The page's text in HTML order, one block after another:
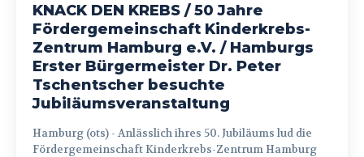
KNACK DEN KREBS / 50 Jahre
Fördergemeinschaft Kinderkrebs-
Zentrum Hamburg e.V. / Hamburgs
Erster Bürgermeister Dr. Peter
Tschentscher besuchte
Jubiläumsveranstaltung
Hamburg (ots) - Anlässlich ihres 50. Jubiläums lud die
Fördergemeinschaft Kinderkrebs-Zentrum Hamburg